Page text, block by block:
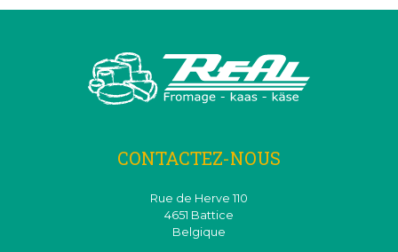
CONTACTEZ-NOUS
Rue de Herve 110
4651 Battice
Belgique